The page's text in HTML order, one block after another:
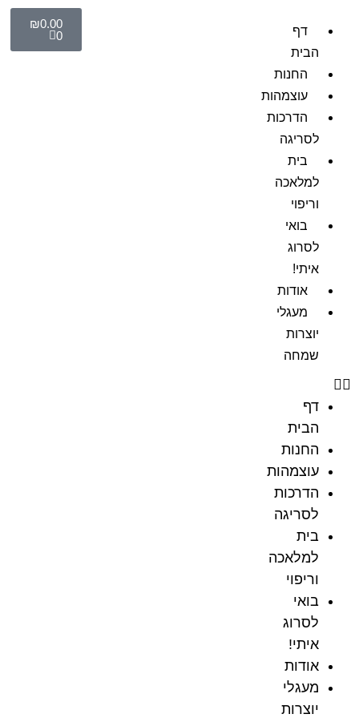
דף
הבית
החנות
עוצמהות
הדרכות
לסריגה
בית
למלאכה
וריפוי
בואי
לסרוג
איתי!
אודות
מעגלי
יוצרות
שמחה
דף
הבית
החנות
עוצמהות
הדרכות
לסריגה
בית
למלאכה
וריפוי
בואי
לסרוג
איתי!
אודות
מעגלי
יוצרות
₪0.00
0